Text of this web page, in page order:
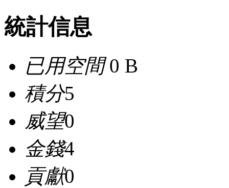
統計信息
已用空間0 B
積分5
威望0
金錢4
貢獻0